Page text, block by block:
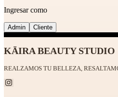
Ingresar como
Admin Cliente
KĀIRA BEAUTY STUDIO
REALZAMOS TU BELLEZA,